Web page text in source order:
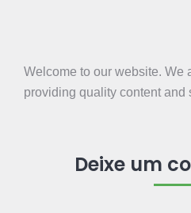
Welcome to our website. We
providing quality content and
Deixe um